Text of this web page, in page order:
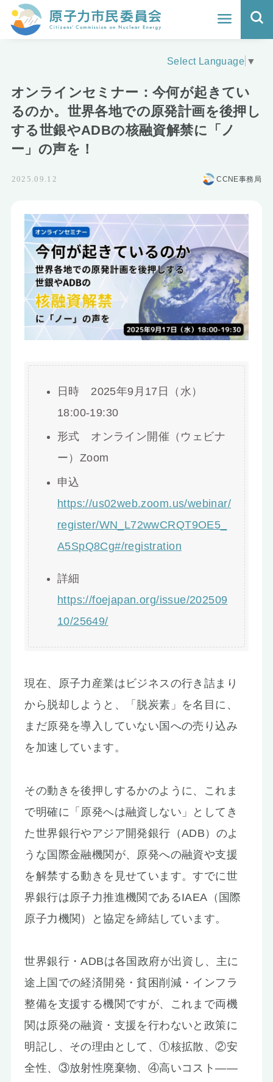
ホーム
地震と原発の安全性
核のごみの行方と課題
原子力市民委員会について
活動報告
お知らせ
Select Language ▼
オンラインセミナー：今何が起きてい
るのか。世界各地での原発計画を後押し
する世銀やADBの核融資解禁に「ノ
ー」の声を！
2025.09.12 CCNE事務局
日時 2025年9月17日（水）
18:00-19:30
形式 オンライン開催（ウェビナ
ー）Zoom
申込
https://us02web.zoom.us/webinar/
register/WN_L72wwCRQT9OE5_
A5SpQ8Cg#/registration
詳細
https://foejapan.org/issue/202509
10/25649/
現在、原子力産業はビジネスの行き詰まり
から脱却しようと、「脱炭素」を名目に、
まだ原発を導入していない国への売り込み
を加速しています。
その動きを後押しするかのように、これま
で明確に「原発へは融資しない」としてき
た世界銀行やアジア開発銀行（ADB）のよ
うな国際金融機関が、原発への融資や支援
を解禁する動きを見せています。すでに世
界銀行は原子力推進機関であるIAEA（国際
原子力機関）と協定を締結しています。
世界銀行・ADBは各国政府が出資し、主に
途上国での経済開発・貧困削減・インフラ
整備を支援する機関ですが、これまで両機
関は原発の融資・支援を行わないと政策に
明記し、その理由として、①核拡散、②安
全性、③放射性廃棄物、④高いコスト——